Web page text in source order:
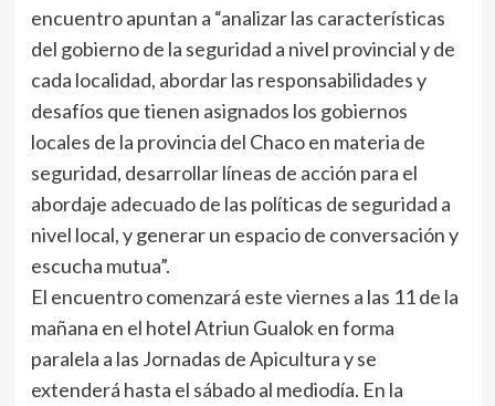
encuentro apuntan a “analizar las características
del gobierno de la seguridad a nivel provincial y de
cada localidad, abordar las responsabilidades y
desafíos que tienen asignados los gobiernos
locales de la provincia del Chaco en materia de
seguridad, desarrollar líneas de acción para el
abordaje adecuado de las políticas de seguridad a
nivel local, y generar un espacio de conversación y
escucha mutua”.
El encuentro comenzará este viernes a las 11 de la
mañana en el hotel Atriun Gualok en forma
paralela a las Jornadas de Apicultura y se
extenderá hasta el sábado al mediodía. En la